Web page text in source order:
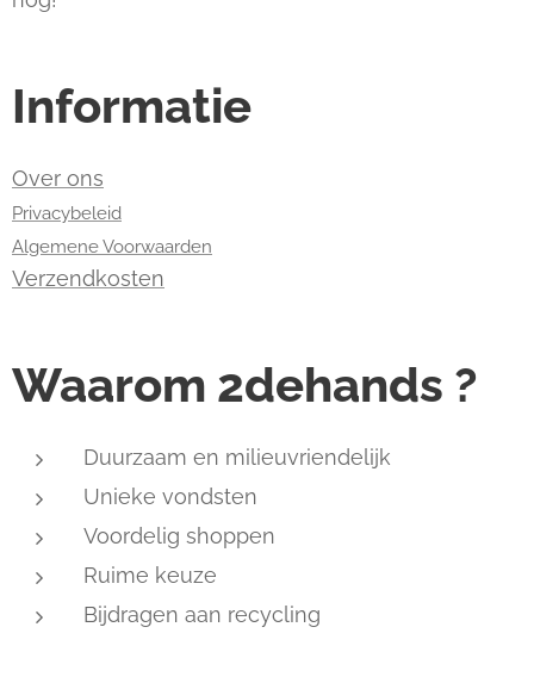
Informatie
Over ons
Privacybeleid
Algemene Voorwaarden
Verzendkosten
Waarom 2dehands ?
Duurzaam en milieuvriendelijk
Unieke vondsten
Voordelig shoppen
Ruime keuze
Bijdragen aan recycling